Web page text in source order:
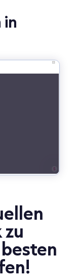
in